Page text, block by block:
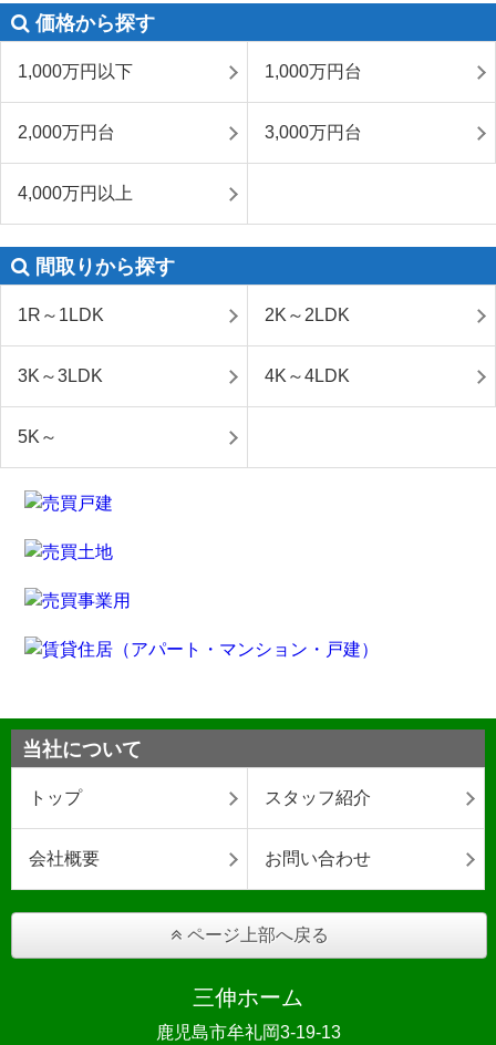
価格から探す
1,000万円以下 1,000万円台
2,000万円台 3,000万円台
4,000万円以上
間取りから探す
1R～1LDK 2K～2LDK
3K～3LDK 4K～4LDK
5K～
当社について
トップ スタッフ紹介
会社概要 お問い合わせ
ページ上部へ戻る
三伸ホーム
鹿児島市牟礼岡3-19-13